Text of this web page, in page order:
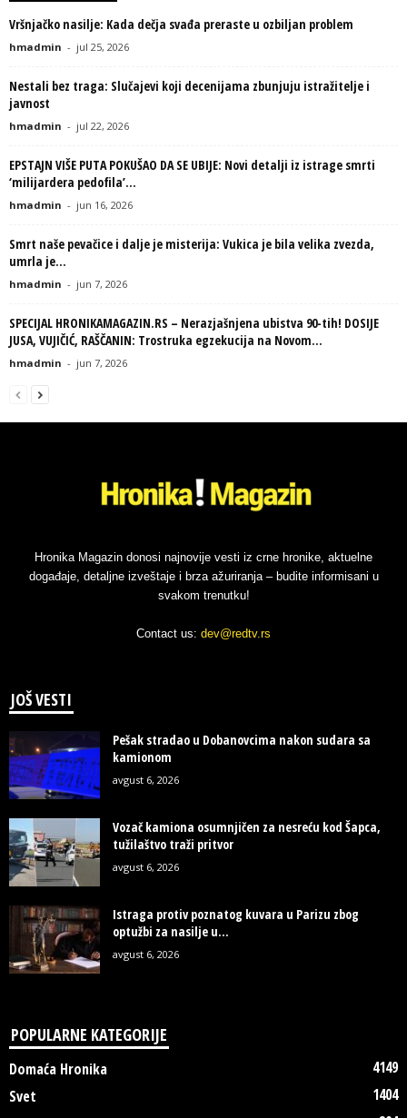
Vršnjačko nasilje: Kada dečja svađa preraste u ozbiljan problem
hmadmin - jul 25, 2026
Nestali bez traga: Slučajevi koji decenijama zbunjuju istražitelje i
javnost
hmadmin - jul 22, 2026
EPSTAJN VIŠE PUTA POKUŠAO DA SE UBIJE: Novi detalji iz istrage smrti
‘milijardera pedofila’...
hmadmin - jun 16, 2026
Smrt naše pevačice i dalje je misterija: Vukica je bila velika zvezda,
umrla je...
hmadmin - jun 7, 2026
SPECIJAL HRONIKAMAGAZIN.RS – Nerazjašnjena ubistva 90-tih! DOSIJE
JUSA, VUJIČIĆ, RAŠČANIN: Trostruka egzekucija na Novom...
hmadmin - jun 7, 2026
Hronika Magazin donosi najnovije vesti iz crne hronike, aktuelne
događaje, detaljne izveštaje i brza ažuriranja – budite informisani u
svakom trenutku!
Contact us: dev@redtv.rs
JOŠ VESTI
Pešak stradao u Dobanovcima nakon sudara sa
kamionom
avgust 6, 2026
Vozač kamiona osumnjičen za nesreću kod Šapca,
tužilaštvo traži pritvor
avgust 6, 2026
Istraga protiv poznatog kuvara u Parizu zbog
optužbi za nasilje u...
avgust 6, 2026
POPULARNE KATEGORIJE
Domaća Hronika
4149
Svet
1404